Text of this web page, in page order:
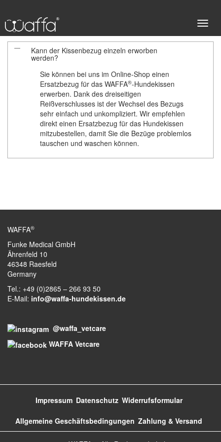
S
l
A Kann der Kissenbezug einzeln erworben
werden?
Sie können bei uns im Online-Shop einen
Ersatzbezug für das WAFFA®-Hundekissen
erwerben. Dank des dreiseitigen
Reißverschlusses ist der Wechsel des Bezugs
sehr einfach und unkompliziert. Wir empfehlen
direkt einen Ersatzbezug für das Hundekissen
mitzubestellen, damit Sie die Bezüge problemlos
tauschen und waschen können.
WAFFA®
Funke Medical GmbH
Ährenfeld 10
46348 Raesfeld
Germany
Tel.: +49 (0)2865 – 266 93 50
E-Mail: info@waffa-hundekissen.de
@waffa_vetcare
WAFFA Vetcare
Impressum Datenschutz Widerrufsformular
Allgemeine Geschäftsbedingungen Zahlung & Versand